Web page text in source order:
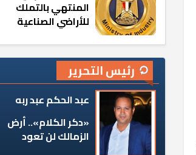
المنتهي بالتملك
للأراضي الصناعية
رئيس التحرير
عبد الحكم عبد ربه
«دكر الكلام».. أرض
الزمالك لن تعود